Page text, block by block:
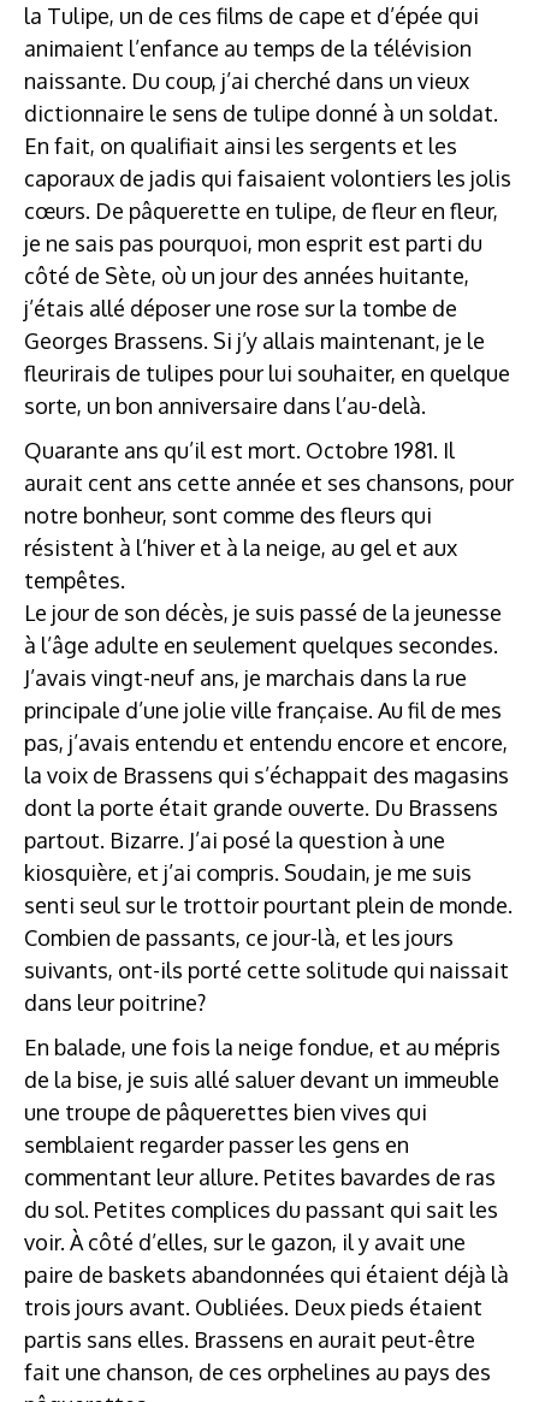
la Tulipe, un de ces films de cape et d’épée qui
animaient l’enfance au temps de la télévision
naissante. Du coup, j’ai cherché dans un vieux
dictionnaire le sens de tulipe donné à un soldat.
En fait, on qualifiait ainsi les sergents et les
caporaux de jadis qui faisaient volontiers les jolis
cœurs. De pâquerette en tulipe, de fleur en fleur,
je ne sais pas pourquoi, mon esprit est parti du
côté de Sète, où un jour des années huitante,
j’étais allé déposer une rose sur la tombe de
Georges Brassens. Si j’y allais maintenant, je le
fleurirais de tulipes pour lui souhaiter, en quelque
sorte, un bon anniversaire dans l’au-delà.
Quarante ans qu’il est mort. Octobre 1981. Il
aurait cent ans cette année et ses chansons, pour
notre bonheur, sont comme des fleurs qui
résistent à l’hiver et à la neige, au gel et aux
tempêtes.
Le jour de son décès, je suis passé de la jeunesse
à l’âge adulte en seulement quelques secondes.
J’avais vingt-neuf ans, je marchais dans la rue
principale d’une jolie ville française. Au fil de mes
pas, j’avais entendu et entendu encore et encore,
la voix de Brassens qui s’échappait des magasins
dont la porte était grande ouverte. Du Brassens
partout. Bizarre. J’ai posé la question à une
kiosquière, et j’ai compris. Soudain, je me suis
senti seul sur le trottoir pourtant plein de monde.
Combien de passants, ce jour-là, et les jours
suivants, ont-ils porté cette solitude qui naissait
dans leur poitrine?
En balade, une fois la neige fondue, et au mépris
de la bise, je suis allé saluer devant un immeuble
une troupe de pâquerettes bien vives qui
semblaient regarder passer les gens en
commentant leur allure. Petites bavardes de ras
du sol. Petites complices du passant qui sait les
voir. À côté d’elles, sur le gazon, il y avait une
paire de baskets abandonnées qui étaient déjà là
trois jours avant. Oubliées. Deux pieds étaient
partis sans elles. Brassens en aurait peut-être
fait une chanson, de ces orphelines au pays des